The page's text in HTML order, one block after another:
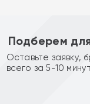
Подберем
Оставьте заявку,
всего за 5-10